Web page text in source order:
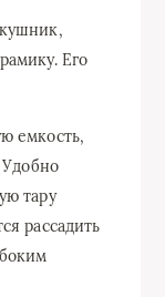
Его
емкость,
Удобно
тару
рассадить